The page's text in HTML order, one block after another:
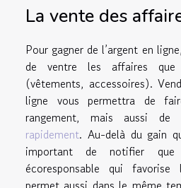
La vente des
Pour gagner de l’argent en
de ventre les affaires que
(vêtements, accessoires).
ligne vous permettra de
rangement, mais aussi de
rapidement. Au-delà du gain
important de notifier
écoresponsable qui